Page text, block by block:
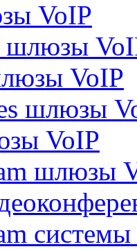
VoIP
шлюзы
VoIP
шлюзы
VoIP
шлюзы